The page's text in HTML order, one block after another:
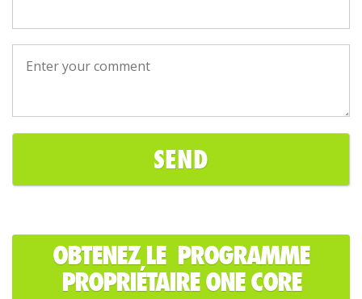
OBTENEZ LE PROGRAMME
PROPRIÉTAIRE ONE CORE